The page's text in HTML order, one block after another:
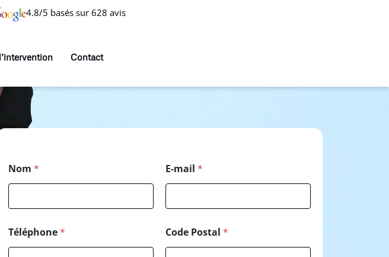
4.8/5 basés sur 628 avis
Contact
Nom * E-mail *
Téléphone* Code Postal *